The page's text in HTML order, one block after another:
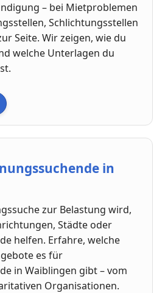
– bei Mietproblemen
Schlichtungsstellen
Seite. Wir zeigen, wie du
welche Unterlagen du
in
zur Belastung wird,
Städte oder
helfen. Erfahre, welche
es für
in Waiblingen gibt – vom
Organisationen.